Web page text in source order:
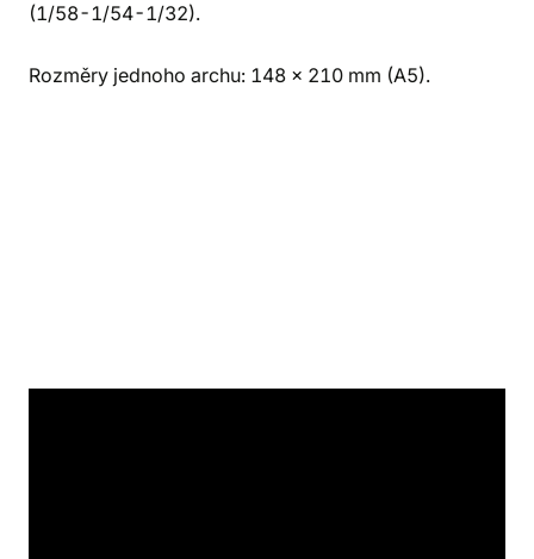
(1/58-1/54-1/32).
Rozměry jednoho archu: 148 x 210 mm (A5).